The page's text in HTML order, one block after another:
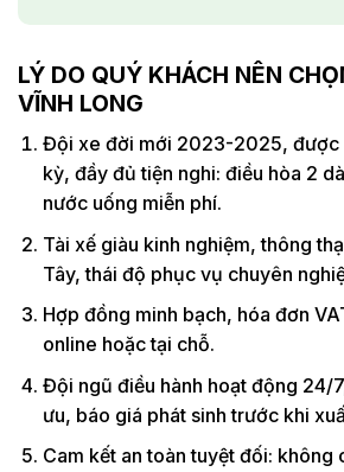
LÝ DO QUÝ KHÁCH NÊN
VĨNH LONG
Đội xe đời mới 2023-2025, được
kỳ, đầy đủ tiện nghi: điều hòa 2
nước uống miễn phí.
Tài xế giàu kinh nghiệm, thông
Tây, thái độ phục vụ chuyên
Hợp đồng minh bạch, hóa đơn
online hoặc tại chỗ.
Đội ngũ điều hành hoạt động 24/
ưu, báo giá phát sinh trước khi
Cam kết an toàn tuyệt đối: không